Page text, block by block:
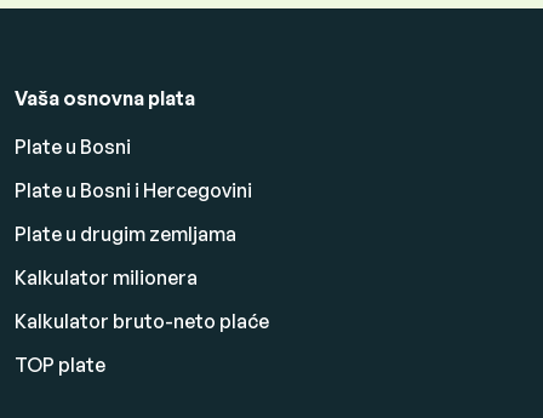
Vaša osnovna plata
Plate u Bosni
Plate u Bosni i Hercegovini
Plate u drugim zemljama
Kalkulator milionera
Kalkulator bruto-neto plaće
TOP plate